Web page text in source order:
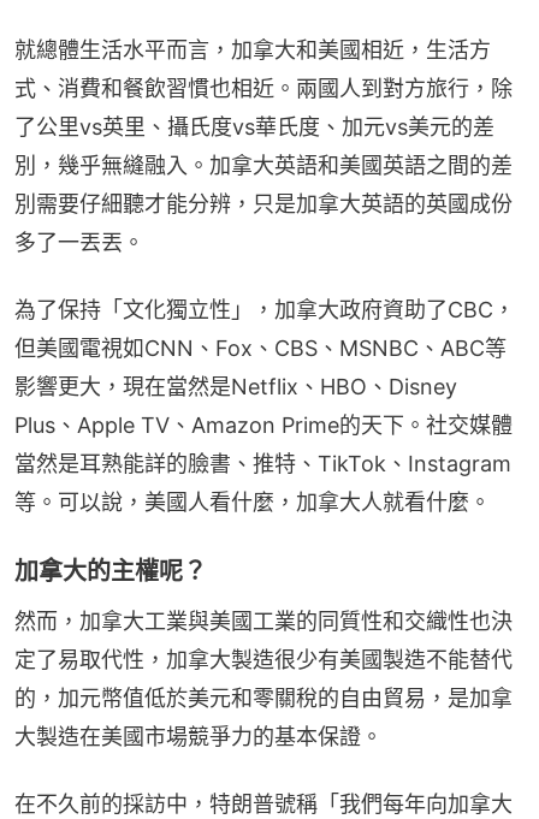
就總體生活水平而言，加拿大和美國相近，生活方
式、消費和餐飲習慣也相近。兩國人到對方旅行，除
了公里vs英里、攝氏度vs華氏度、加元vs美元的差
別，幾乎無縫融入。加拿大英語和美國英語之間的差
別需要仔細聽才能分辨，只是加拿大英語的英國成份
多了一丟丟。
為了保持「文化獨立性」，加拿大政府資助了CBC，
但美國電視如CNN、Fox、CBS、MSNBC、ABC等
影響更大，現在當然是Netflix、HBO、Disney
Plus、Apple TV、Amazon Prime的天下。社交媒體
當然是耳熟能詳的臉書、推特、TikTok、Instagram
等。可以說，美國人看什麼，加拿大人就看什麼。
加拿大的主權呢？
然而，加拿大工業與美國工業的同質性和交織性也決
定了易取代性，加拿大製造很少有美國製造不能替代
的，加元幣值低於美元和零關稅的自由貿易，是加拿
大製造在美國市場競爭力的基本保證。
在不久前的採訪中，特朗普號稱「我們每年向加拿大